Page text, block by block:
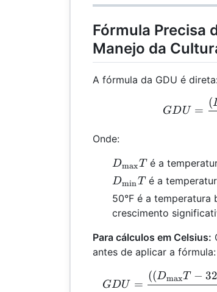
Fórmula Precisa
Manejo da
A fórmula da GDU é
GDU =
(
Onde:
D_{\text{max}}T
DmaxT é a
D_{\text{min}}T
DminT é a
50°F é a temperatura
crescimento
Para cálculos em Celsius:
antes de aplicar a fórmula:
GDU =
((DmaxT − 32